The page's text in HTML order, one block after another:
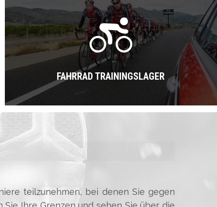
FAHRRAD TRAININGSLAGER
teilzunehmen, bei denen Sie gegen